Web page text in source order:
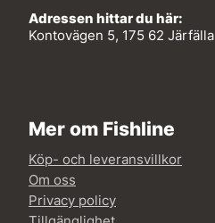
Adressen hittar du här:
Kontovägen 5, 175 62 Järfälla
Mer om Fishline
Köp- och leveransvillkor
Om oss
Privacy policy